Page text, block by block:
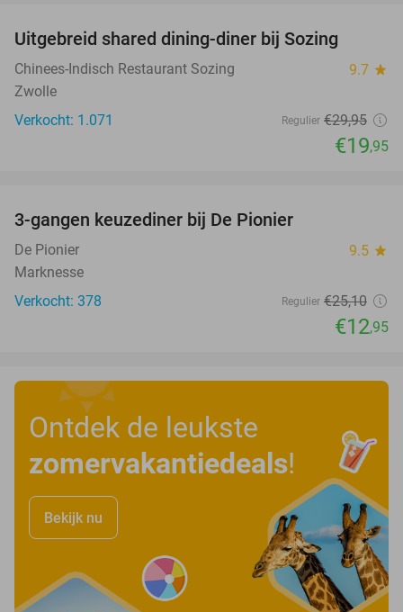
Uitgebreid shared dining-diner bij Sozing
Chinees-Indisch Restaurant Sozing 9.7 star
Zwolle
Verkocht: 1.071
Regulier €29,95
€19,95
3-gangen keuzediner bij De Pionier
De Pionier 9.5 star
Marknesse
Verkocht: 378
Regulier €25,10
€12,95
Ontdek de leukste
zomervakantiedeals!
Bekijk nu